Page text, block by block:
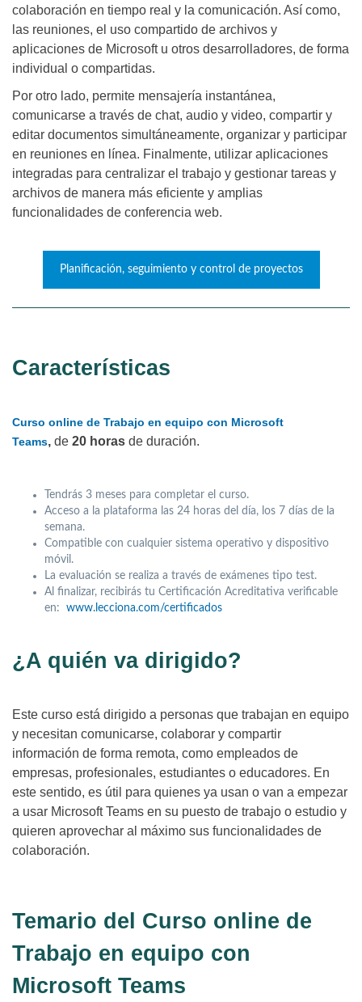
colaboración en tiempo real y la comunicación. Así como,
las reuniones, el uso compartido de archivos y
aplicaciones de Microsoft u otros desarrolladores, de forma
individual o compartidas.
Por otro lado, permite mensajería instantánea,
comunicarse a través de chat, audio y video, compartir y
editar documentos simultáneamente, organizar y participar
en reuniones en línea. Finalmente, utilizar aplicaciones
integradas para centralizar el trabajo y gestionar tareas y
archivos de manera más eficiente y amplias
funcionalidades de conferencia web.
Planificación, seguimiento y control de proyectos
Características
Curso online de Trabajo en equipo con Microsoft
Teams, de 20 horas de duración.
Tendrás 3 meses para completar el curso.
Acceso a la plataforma las 24 horas del día, los 7 días de la
semana.
Compatible con cualquier sistema operativo y dispositivo
móvil.
La evaluación se realiza a través de exámenes tipo test.
Al finalizar, recibirás tu Certificación Acreditativa verificable
en: www.lecciona.com/certificados
¿A quién va dirigido?
Este curso está dirigido a personas que trabajan en equipo
y necesitan comunicarse, colaborar y compartir
información de forma remota, como empleados de
empresas, profesionales, estudiantes o educadores. En
este sentido, es útil para quienes ya usan o van a empezar
a usar Microsoft Teams en su puesto de trabajo o estudio y
quieren aprovechar al máximo sus funcionalidades de
colaboración.
Temario del Curso online de
Trabajo en equipo con
Microsoft Teams